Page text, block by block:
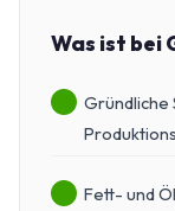
Was ist bei
Gründliche
Fett- und